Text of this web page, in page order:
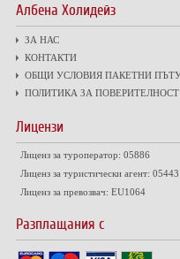
Албена Холидейз
ЗА НАС
КОНТАКТИ
ОБЩИ УСЛОВИЯ ПАКЕТНИ
ПОЛИТИКА ЗА ПОВЕРИТЕЛНОСТ
Лицензи
Лиценз за туроператор: 05886
Лиценз за туристически агент: 05443
Лиценз за превозвач: EU1064
Разплащания с